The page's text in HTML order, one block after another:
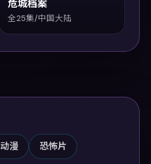
危城档案
全25集/中国大陆
动漫 恐怖片